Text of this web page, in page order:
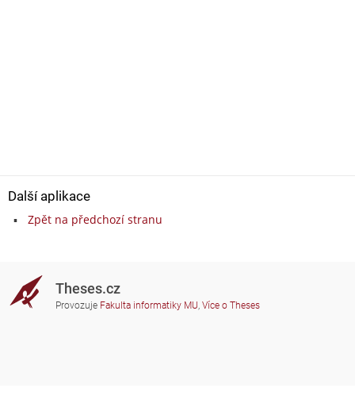
Další aplikace
Zpět na předchozí stranu
Theses.cz
Provozuje Fakulta informatiky MU, Více o Theses